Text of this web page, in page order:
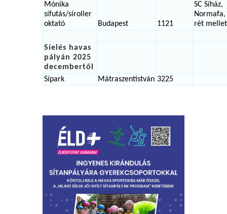
Mónika
sífutás/síroller
oktató
Budapest 1121
SC Síház,
Normafa,
rét
Síelés havas
pályán 2025
decembertől
Sípark
Mátraszentistván 3225